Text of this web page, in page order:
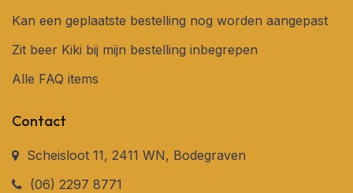
Kan een geplaatste bestelling nog worden aangepast
Zit beer Kiki bij mijn bestelling inbegrepen
Alle FAQ items
Contact
Scheisloot 11, 2411 WN, Bodegraven
(06) 2297 8771